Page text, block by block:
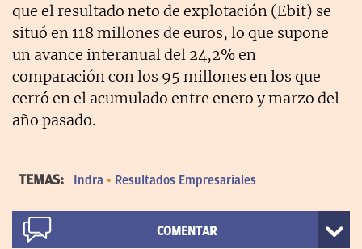
que el resultado neto de explotación (Ebit) se
situó en 118 millones de euros, lo que supone
un avance interanual del 24,2% en
comparación con los 95 millones en los que
cerró en el acumulado entre enero y marzo del
año pasado.
TEMAS: Indra Resultados Empresariales
COMENTAR